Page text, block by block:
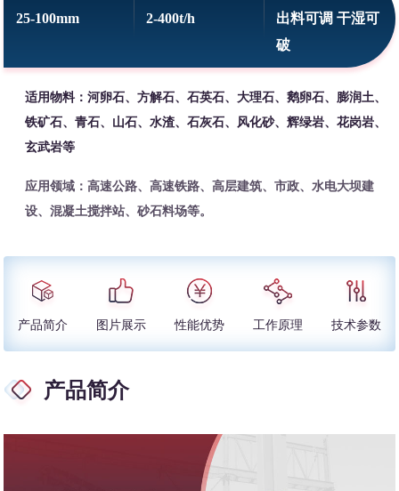
25-100mm 2-400t/h
出料可调 干湿可
破
适用物料：河卵石、方解石、石英石、大理石、鹅卵石、膨润土、
铁矿石、青石、山石、水渣、石灰石、风化砂、辉绿岩、花岗岩、
玄武岩等
应用领域：高速公路、高速铁路、高层建筑、市政、水电大坝建
设、混凝土搅拌站、砂石料场等。
产品简介 图片展示 性能优势 工作原理 技术参数
产品简介